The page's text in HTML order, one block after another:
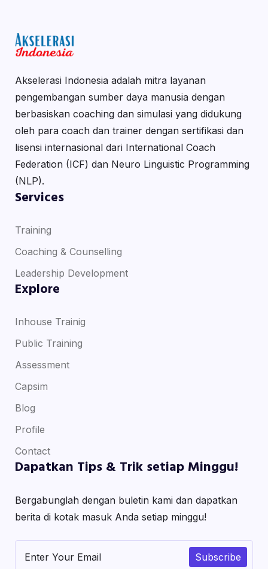
Akselerasi Indonesia adalah mitra layanan
pengembangan sumber daya manusia dengan
berbasiskan coaching dan simulasi yang didukung
oleh para coach dan trainer dengan sertifikasi dan
lisensi internasional dari International Coach
Federation (ICF) dan Neuro Linguistic Programming
(NLP).
Services
Training
Coaching & Counselling
Leadership Development
Explore
Inhouse Trainig
Public Training
Assessment
Capsim
Blog
Profile
Contact
Dapatkan Tips & Trik setiap Minggu!
Bergabunglah dengan buletin kami dan dapatkan
berita di kotak masuk Anda setiap minggu!
Subscribe